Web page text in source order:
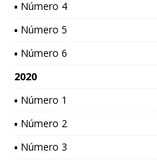
▪ Número 4
▪ Número 5
▪ Número 6
2020
▪ Número 1
▪ Número 2
▪ Número 3